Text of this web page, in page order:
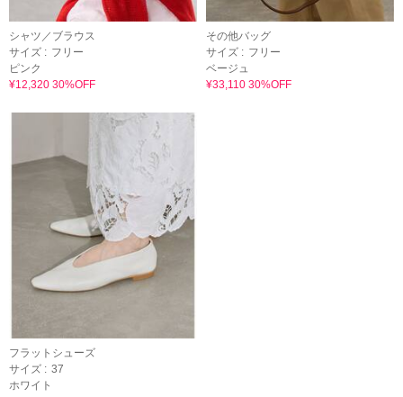
シャツ／ブラウス
サイズ : フリー
ピンク
¥12,320 30%OFF
その他バッグ
サイズ : フリー
ベージュ
¥33,110 30%OFF
フラットシューズ
サイズ : 37
ホワイト